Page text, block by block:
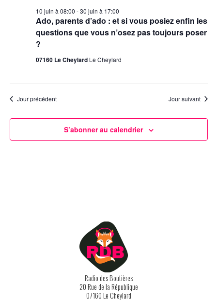
Ado, parents d’ado : et si vous posiez enfin les
questions que vous n’osez pas toujours poser
?
10 juin à 08:00 -30 juin à 17:00
07160 Le Cheylard Le Cheylard
Jour précédent Jour suivant
S’abonner au calendrier
Radio des Boutières
20 Rue de la République
07160 Le Cheylard